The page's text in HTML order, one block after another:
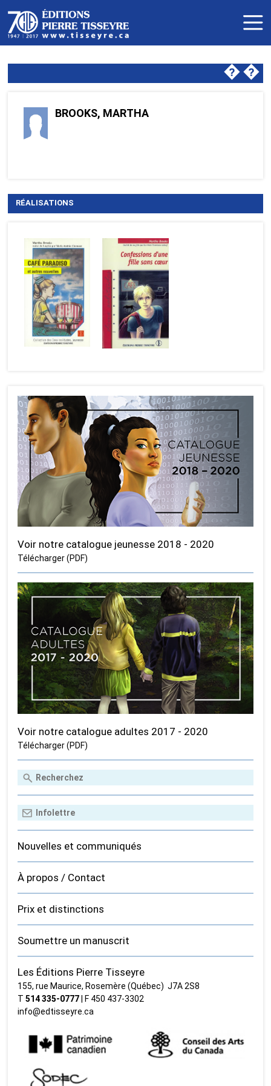
��
BROOKS, MARTHA
RÉALISATIONS
Voir notre catalogue jeunesse 2018 - 2020
Télécharger (PDF)
Voir notre catalogue adultes 2017 - 2020
Télécharger (PDF)
Nouvelles et communiqués
À propos / Contact
Prix et distinctions
Soumettre un manuscrit
Les Éditions Pierre Tisseyre
155, rue Maurice, Rosemère (Québec) J7A 2S8
T514 335‑0777| F 450 437‑3302
info@edtisseyre.ca